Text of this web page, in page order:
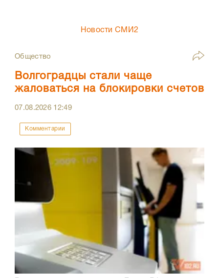
Новости СМИ2
Общество
Волгоградцы стали чаще
жаловаться на блокировки счетов
07.08.2026 12:49
Комментарии